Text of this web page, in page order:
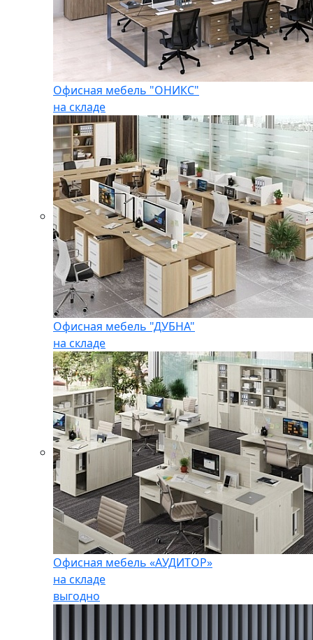
Офисная мебель "ОНИКС"
на складе
Офисная мебель "ДУБНА"
на складе
Офисная мебель «АУДИТОР»
на складе
выгодно